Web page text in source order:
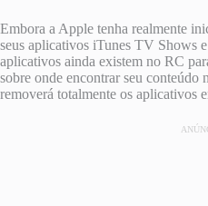
Embora a Apple tenha realmente
seus aplicativos iTunes TV Shows
aplicativos ainda existem no RC
sobre onde encontrar seu
removerá totalmente os aplicativos